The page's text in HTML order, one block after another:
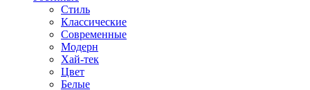
Стиль
Классические
Современные
Модерн
Хай-тек
Цвет
Белые